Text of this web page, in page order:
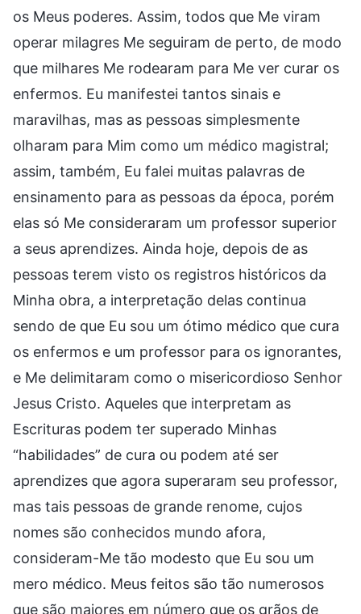
os Meus poderes. Assim, todos que Me viram
operar milagres Me seguiram de perto, de modo
que milhares Me rodearam para Me ver curar os
enfermos. Eu manifestei tantos sinais e
maravilhas, mas as pessoas simplesmente
olharam para Mim como um médico magistral;
assim, também, Eu falei muitas palavras de
ensinamento para as pessoas da época, porém
elas só Me consideraram um professor superior
a seus aprendizes. Ainda hoje, depois de as
pessoas terem visto os registros históricos da
Minha obra, a interpretação delas continua
sendo de que Eu sou um ótimo médico que cura
os enfermos e um professor para os ignorantes,
e Me delimitaram como o misericordioso Senhor
Jesus Cristo. Aqueles que interpretam as
Escrituras podem ter superado Minhas
“habilidades” de cura ou podem até ser
aprendizes que agora superaram seu professor,
mas tais pessoas de grande renome, cujos
nomes são conhecidos mundo afora,
consideram-Me tão modesto que Eu sou um
mero médico. Meus feitos são tão numerosos
que são maiores em número que os grãos de